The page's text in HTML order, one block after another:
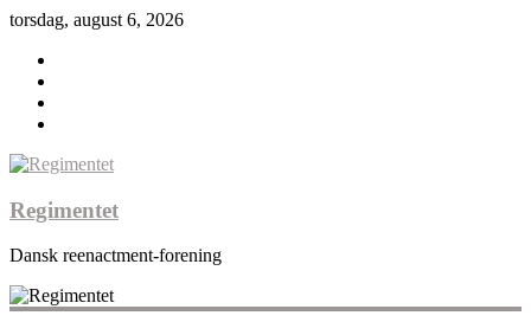
torsdag, august 6, 2026
Regimentet
Dansk reenactment-forening